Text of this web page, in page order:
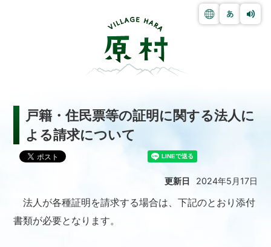
戸籍・住民票等の証明に関する法人に
よる請求について
更新日 2024年5月17日
法人が各種証明を請求する場合は、下記のとおり添付
書類が必要となります。